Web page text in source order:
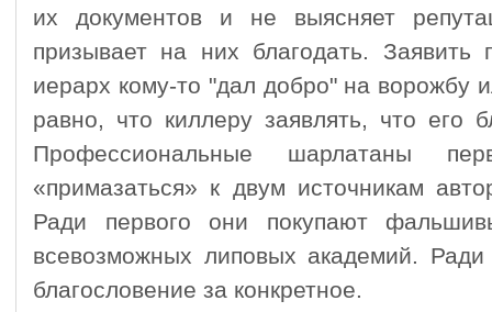
их документов и не выясняет
призывает на них благодать. Заявить
иерарх кому-то "дал добро" на ворожбу
равно, что киллеру заявлять, что его
Профессиональные шарлатаны
«примазаться» к двум источникам
Ради первого они покупают
всевозможных липовых академий.
благословение за конкретное.